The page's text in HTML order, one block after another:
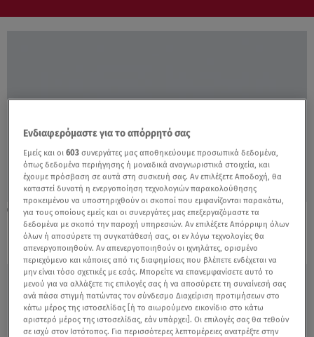
11.05.20, 12:14
Επένδυσε στη θετική πλευρά της ζωής!
Ενδιαφερόμαστε για το απόρρητό σας
Εμείς και οι603 συνεργάτες μας αποθηκεύουμε προσωπικά δεδομένα,
όπως δεδομένα περιήγησης ή μοναδικά αναγνωριστικά στοιχεία, και
έχουμε πρόσβαση σε αυτά στη συσκευή σας. Αν επιλέξετε Αποδοχή, θα
καταστεί δυνατή η ενεργοποίηση τεχνολογιών παρακολούθησης
προκειμένου να υποστηριχθούν οι σκοποί που εμφανίζονται παρακάτω,
για τους οποίους εμείς και οι συνεργάτες μας επεξεργαζόμαστε τα
δεδομένα με σκοπό την παροχή υπηρεσιών. Αν επιλέξετε Απόρριψη όλων
όλων ή αποσύρετε τη συγκατάθεσή σας, οι εν λόγω τεχνολογίες θα
απενεργοποιηθούν. Αν απενεργοποιηθούν οι ιχνηλάτες, ορισμένο
περιεχόμενο και κάποιες από τις διαφημίσεις που βλέπετε ενδέχεται να
μην είναι τόσο σχετικές με εσάς. Μπορείτε να επανεμφανίσετε αυτό το
μενού για να αλλάξετε τις επιλογές σας ή να αποσύρετε τη συναίνεσή σας
ανά πάσα στιγμή πατώντας τον σύνδεσμο Διαχείριση προτιμήσεων στο
κάτω μέρος της ιστοσελίδας [ή το αιωρούμενο εικονίδιο στο κάτω
αριστερό μέρος της ιστοσελίδας, εάν υπάρχει]. Οι επιλογές σας θα τεθούν
σε ισχύ στον Ιστότοπος. Για περισσότερες λεπτομέρειες ανατρέξτε στην